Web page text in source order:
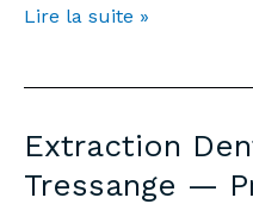
Wisdom
Extraction
—
Prices
Lire la suite »
Extraction
Tressange —